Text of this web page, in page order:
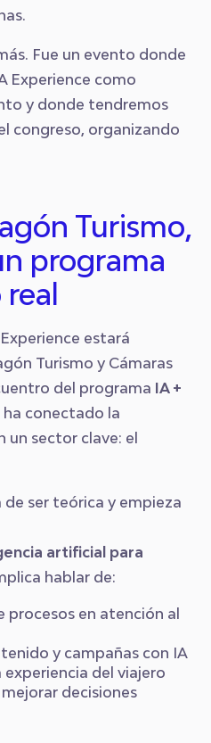
Fue un evento donde
Experience como
y donde tendremos
congreso, organizando
Turismo,
programa
estará
Turismo y Cámaras
del programa IA +
ha conectado la
sector clave: el
de ser teórica y empieza
artificial para
hablar de:
en atención al
y campañas con IA
del viajero
decisiones